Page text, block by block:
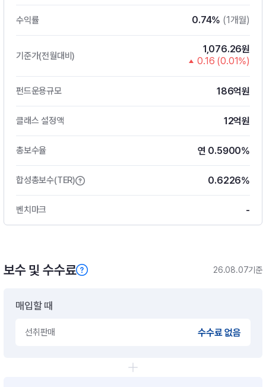
수익률 0.74% (1개월)
기준가(전월대비)
1,076.26원
0.16 (0.01%)
펀드운용규모 186억원
클래스 설정액 12억원
총보수율 연 0.5900%
합성총보수(TER) 0.6226%
벤치마크 -
보수 및 수수료 26.08.07기준
매입할 때
선취판매 수수료 없음